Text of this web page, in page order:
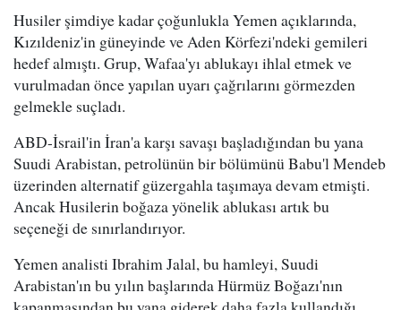
Husiler şimdiye kadar çoğunlukla Yemen açıklarında,
Kızıldeniz'in güneyinde ve Aden Körfezi'ndeki gemileri
hedef almıştı. Grup, Wafaa'yı ablukayı ihlal etmek ve
vurulmadan önce yapılan uyarı çağrılarını görmezden
gelmekle suçladı.
ABD-İsrail'in İran'a karşı savaşı başladığından bu yana
Suudi Arabistan, petrolünün bir bölümünü Babu'l Mendeb
üzerinden alternatif güzergahla taşımaya devam etmişti.
Ancak Husilerin boğaza yönelik ablukası artık bu
seçeneği de sınırlandırıyor.
Yemen analisti Ibrahim Jalal, bu hamleyi, Suudi
Arabistan'ın bu yılın başlarında Hürmüz Boğazı'nın